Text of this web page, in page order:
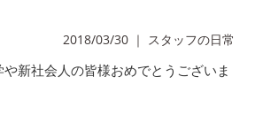
2018/03/30 ｜ スタッフの日常
新社会人の皆様おめでとうございま